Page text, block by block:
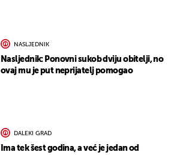
NASLJEDNIK
Nasljednik: Ponovni sukob dviju obitelji, no
ovaj mu je put neprijatelj pomogao
DALEKI GRAD
Ima tek šest godina, a već je jedan od